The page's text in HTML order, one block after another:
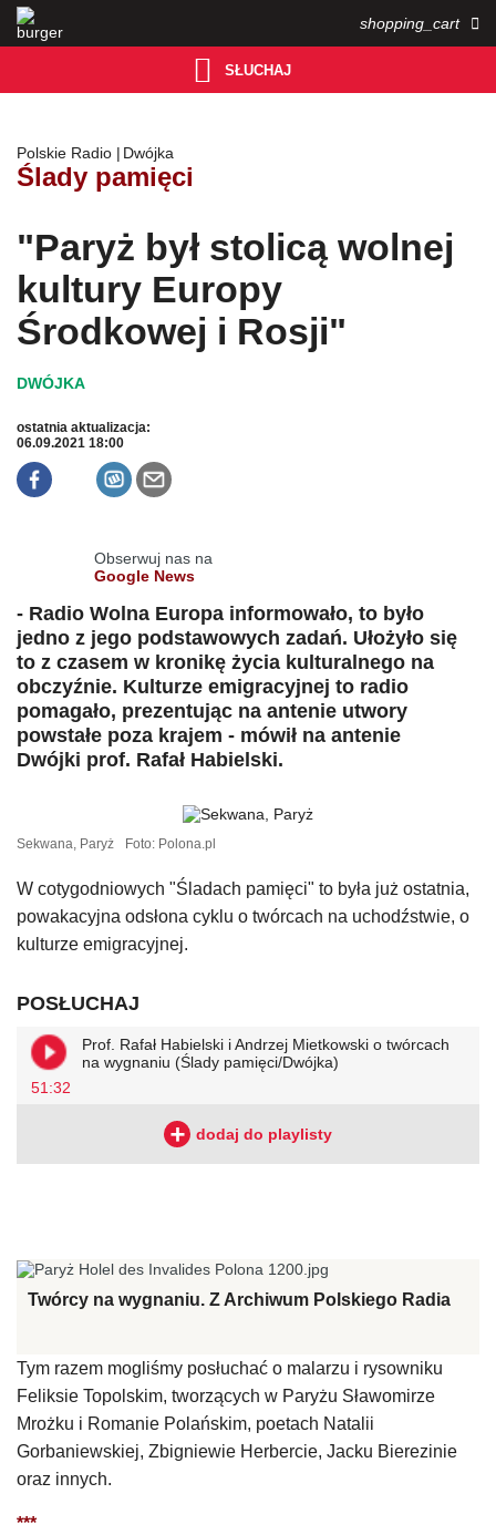
shopping_cart 
 SŁUCHAJ

Polskie Radio Dwójka
Ślady pamięci
"Paryż był stolicą wolnej
kultury Europy
Środkowej i Rosji"
ostatnia aktualizacja:
06.09.2021 18:00
Obserwuj nas na
Google News
- Radio Wolna Europa informowało, to było
jedno z jego podstawowych zadań. Ułożyło się
to z czasem w kronikę życia kulturalnego na
obczyźnie. Kulturze emigracyjnej to radio
pomagało, prezentując na antenie utwory
powstałe poza krajem - mówił na antenie
Dwójki prof. Rafał Habielski.
Sekwana, Paryż Foto: Polona.pl
W cotygodniowych "Śladach pamięci" to była już ostatnia,
powakacyjna odsłona cyklu o twórcach na uchodźstwie, o
kulturze emigracyjnej.
POSŁUCHAJ
51:32
Prof. Rafał Habielski i Andrzej Mietkowski o twórcach
na wygnaniu (Ślady pamięci/Dwójka)
Twórcy na wygnaniu. Z Archiwum Polskiego Radia
Tym razem mogliśmy posłuchać o malarzu i rysowniku
Feliksie Topolskim, tworzących w Paryżu Sławomirze
Mrożku i Romanie Polańskim, poetach Natalii
Gorbaniewskiej, Zbigniewie Herbercie, Jacku Bierezinie
oraz innych.
***